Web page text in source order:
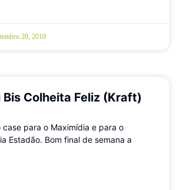
20, 2010
Bis Colheita Feliz (Kraft)
case para o Maximídia e para o
Estadão. Bom final de semana a